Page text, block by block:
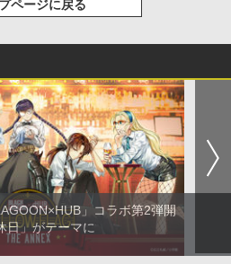
ページに戻る
」コラボ第2弾開
日」がテーマに